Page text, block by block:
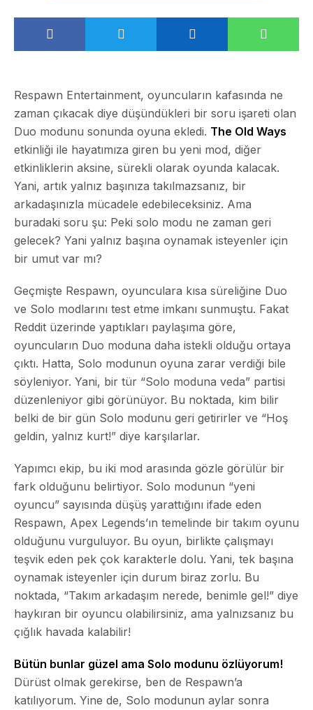
Respawn Entertainment, oyuncuların kafasında ne
zaman çıkacak diye düşündükleri bir soru işareti olan
Duo modunu sonunda oyuna ekledi. The Old Ways
etkinliği ile hayatımıza giren bu yeni mod, diğer
etkinliklerin aksine, sürekli olarak oyunda kalacak.
Yani, artık yalnız başınıza takılmazsanız, bir
arkadaşınızla mücadele edebileceksiniz. Ama
buradaki soru şu: Peki solo modu ne zaman geri
gelecek? Yani yalnız başına oynamak isteyenler için
bir umut var mı?
Geçmişte Respawn, oyunculara kısa süreliğine Duo
ve Solo modlarını test etme imkanı sunmuştu. Fakat
Reddit üzerinde yaptıkları paylaşıma göre,
oyuncuların Duo moduna daha istekli olduğu ortaya
çıktı. Hatta, Solo modunun oyuna zarar verdiği bile
söyleniyor. Yani, bir tür “Solo moduna veda” partisi
düzenleniyor gibi görünüyor. Bu noktada, kim bilir
belki de bir gün Solo modunu geri getirirler ve “Hoş
geldin, yalnız kurt!” diye karşılarlar.
Yapımcı ekip, bu iki mod arasında gözle görülür bir
fark olduğunu belirtiyor. Solo modunun “yeni
oyuncu” sayısında düşüş yarattığını ifade eden
Respawn, Apex Legends’ın temelinde bir takım oyunu
olduğunu vurguluyor. Bu oyun, birlikte çalışmayı
teşvik eden pek çok karakterle dolu. Yani, tek başına
oynamak isteyenler için durum biraz zorlu. Bu
noktada, “Takım arkadaşım nerede, benimle gel!” diye
haykıran bir oyuncu olabilirsiniz, ama yalnızsanız bu
çığlık havada kalabilir!
Bütün bunlar güzel ama Solo modunu özlüyorum!
Dürüst olmak gerekirse, ben de Respawn’a
katılıyorum. Yine de, Solo modunun aylar sonra